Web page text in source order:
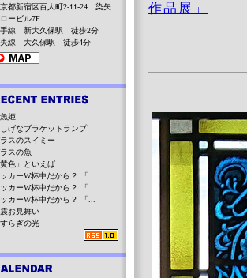
作品展」
都新宿区百人町2-11-24 染矢
ービル7F
線 新大久保駅 徒歩2分
線 大久保駅 徒歩4分
姫
げなブラケットランプ
スのスイミー
スの魚
黄色」といえば
カーW杯中だから？ 「...
カーW杯中だから？ 「...
カーW杯中だから？ 「...
お見舞い
らぎの光